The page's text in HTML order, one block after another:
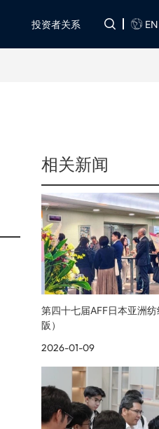
投资者关系 EN
相关新闻
第四十七届AFF日本亚洲
阪）
2026-01-09